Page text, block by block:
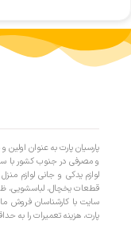
پارسیان پارت به عنوان
و مصرفی در جنوب کشور با
لوازم یدکی و جانی لوازم
قطعات یخچال، لباسشویی،
سایت با کارشناسان فروش ما
پارت، هزینه تعمیرات را به